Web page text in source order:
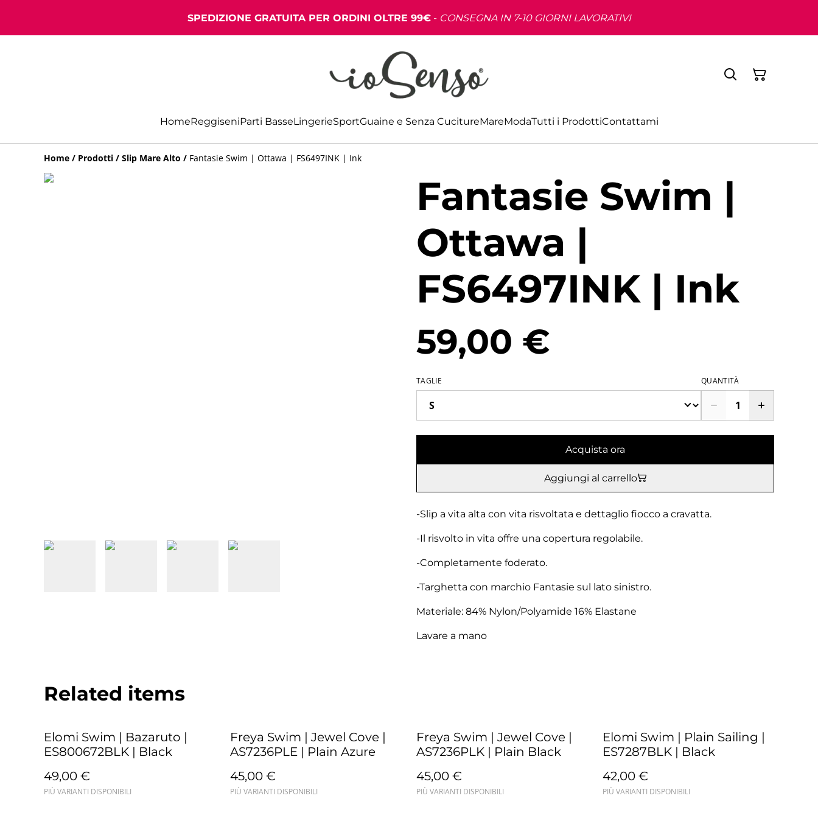
SPEDIZIONE GRATUITA PER ORDINI OLTRE 99€- CONSEGNA IN 7-10 GIORNI LAVORATIVI
HomeReggiseniParti BasseLingerieSportGuaine e Senza CucitureMareModaTutti i ProdottiContattami
Home / Prodotti / Slip Mare Alto / Fantasie Swim | Ottawa | FS6497INK | Ink
Fantasie Swim |
Ottawa |
FS6497INK | Ink
59,00 €
TAGLIE QUANTITÀ
Acquista ora
Aggiungi al carrello
-Slip a vita alta con vita risvoltata e dettaglio fiocco a cravatta.
-Il risvolto in vita offre una copertura regolabile.
-Completamente foderato.
-Targhetta con marchio Fantasie sul lato sinistro.
Materiale: 84% Nylon/Polyamide 16% Elastane
Lavare a mano
Related items
Elomi Swim | Bazaruto |
ES800672BLK | Black
49,00 €
PIÙ VARIANTI DISPONIBILI
Freya Swim | Jewel Cove |
AS7236PLE | Plain Azure
45,00 €
PIÙ VARIANTI DISPONIBILI
Freya Swim | Jewel Cove |
AS7236PLK | Plain Black
45,00 €
PIÙ VARIANTI DISPONIBILI
Elomi Swim | Plain Sailing |
ES7287BLK | Black
42,00 €
PIÙ VARIANTI DISPONIBILI